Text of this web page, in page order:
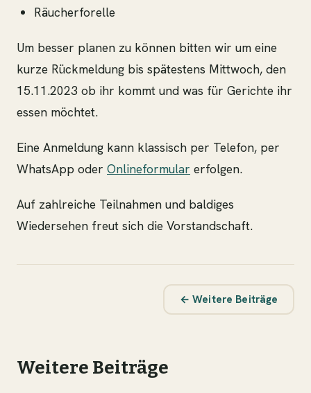
Räucherforelle
Um besser planen zu können bitten wir um eine
kurze Rückmeldung bis spätestens Mittwoch, den
15.11.2023 ob ihr kommt und was für Gerichte ihr
essen möchtet.
Eine Anmeldung kann klassisch per Telefon, per
WhatsApp oder Onlineformular erfolgen.
Auf zahlreiche Teilnahmen und baldiges
Wiedersehen freut sich die Vorstandschaft.
← Weitere Beiträge
Weitere Beiträge